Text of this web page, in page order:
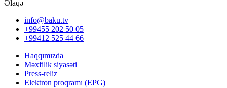
Əlaqə
info@baku.tv
+99455 202 50 05
+99412 525 44 66
Haqqımızda
Məxfilik siyasəti
Press-reliz
Elektron proqramı (EPG)